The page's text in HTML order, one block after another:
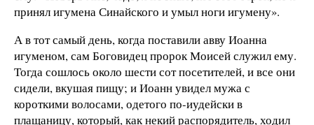
принял игумена Синайского и умыл ноги игумену».
А в тот самый день, когда поставили авву Иоанна
игуменом, сам Боговидец пророк Моисей служил ему.
Тогда сошлось около шести сот посетителей, и все они
сидели, вкушая пищу; и Иоанн увидел мужа с
короткими волосами, одетого по-иудейски в
плащаницу, который, как некий распорядитель, ходил